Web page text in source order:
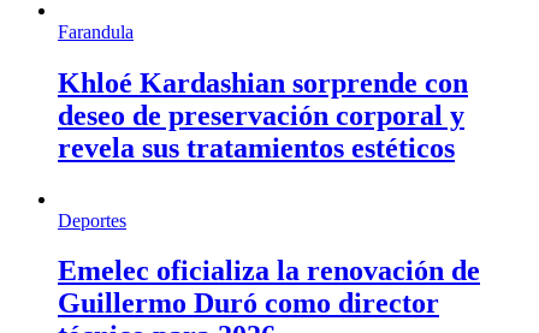
Farandula
Khloé Kardashian sorprende con
deseo de preservación corporal y
revela sus tratamientos estéticos
Deportes
Emelec oficializa la renovación de
Guillermo Duró como director